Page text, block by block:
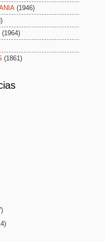
(1946)
(1964)
(1861)